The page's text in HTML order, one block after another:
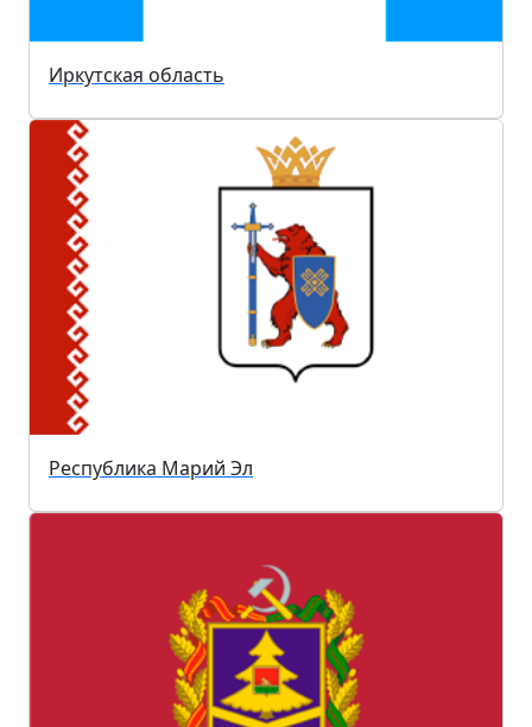
Иркутская область
Республика Марий Эл